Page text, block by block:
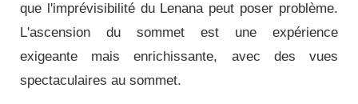
que l'imprévisibilité du Lenana peut poser problème.
L'ascension du sommet est une expérience
exigeante mais enrichissante, avec des vues
spectaculaires au sommet.